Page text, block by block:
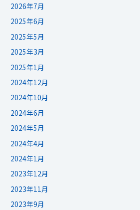
2026年7月
2025年6月
2025年5月
2025年3月
2025年1月
2024年12月
2024年10月
2024年6月
2024年5月
2024年4月
2024年1月
2023年12月
2023年11月
2023年9月